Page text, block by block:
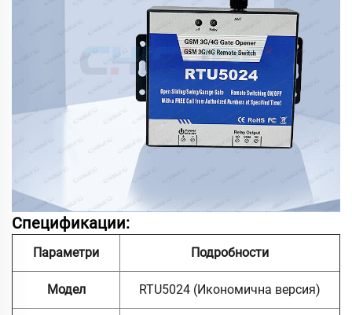
Спецификации:
Параметри Подробности
Модел RTU5024 (Икономична версия)